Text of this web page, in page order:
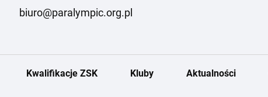
biuro@paralympic.org.pl
Kwalifikacje ZSK Kluby Aktualności